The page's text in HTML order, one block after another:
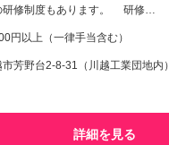
研修制度もあります。 研修…
円以上（一律手当含む）
芳野台2-8-31（川越工業団地内）
詳細を見る